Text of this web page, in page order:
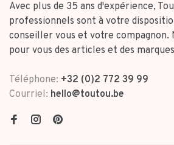
Avec plus de 35 ans d'expérience,
professionnels sont à votre
conseiller vous et votre compagnon.
pour vous des articles et des
Téléphone: +32 (0)2 772 39 99
Courriel: hello@toutou.be